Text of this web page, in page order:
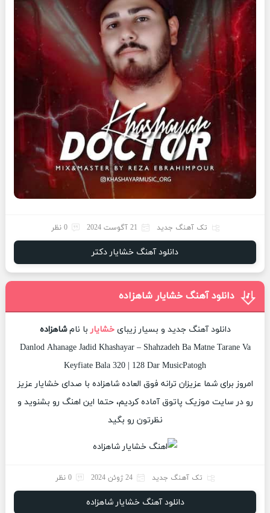
تک آهنگ جدید 21 آگوست 2024 0 نظر
دانلود آهنگ خشایار دکتر
دانلود آهنگ خشایار شاهزاده
دانلود آهنگ جدید و بسیار زیبایخشایار با نامشاهزاده
Danlod Ahanage Jadid Khashayar – Shahzadeh Ba Matne Tarane Va
Keyfiate Bala 320 | 128 Dar MusicPatogh
امروز برای شما عزیزان ترانه فوق العاده شاهزاده با صدای خشایار عزیز
رو در سایت موزیک پاتوق آماده کردیم، حتما این اهنگ رو بشنوید و
نظرتون رو بگید
تک آهنگ جدید 24 ژوئن 2024 0 نظر
دانلود آهنگ خشایار شاهزاده